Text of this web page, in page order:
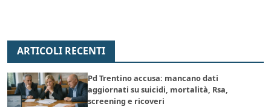
ARTICOLI RECENTI
Pd Trentino accusa: mancano dati
aggiornati su suicidi, mortalità, Rsa,
screening e ricoveri